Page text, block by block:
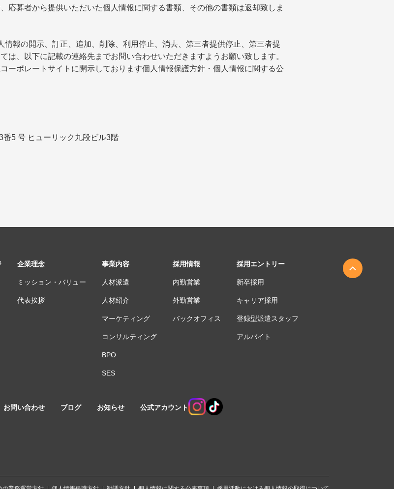
応募者から提供いただいた個人情報に関する書類、その他の書類は返却致しま
情報の開示、訂正、追加、削除、利用停止、消去、第三者提供停止、第三者提
は、以下に記載の連絡先までお問い合わせいただきますようお願い致します。
ーポレートサイトに開示しております個人情報保護方針・個人情報に関する公
5 号 ヒューリック九段ビル3階
企業理念
ミッション・バリュー
代表挨拶
事業内容
人材派遣
人材紹介
マーケティング
コンサルティング
BPO
SES
採用情報
内勤営業
外勤営業
バックオフィス
採用エントリー
新卒採用
キャリア採用
登録型派遣スタッフ
アルバイト
お問い合わせ ブログ お知らせ 公式アカウント